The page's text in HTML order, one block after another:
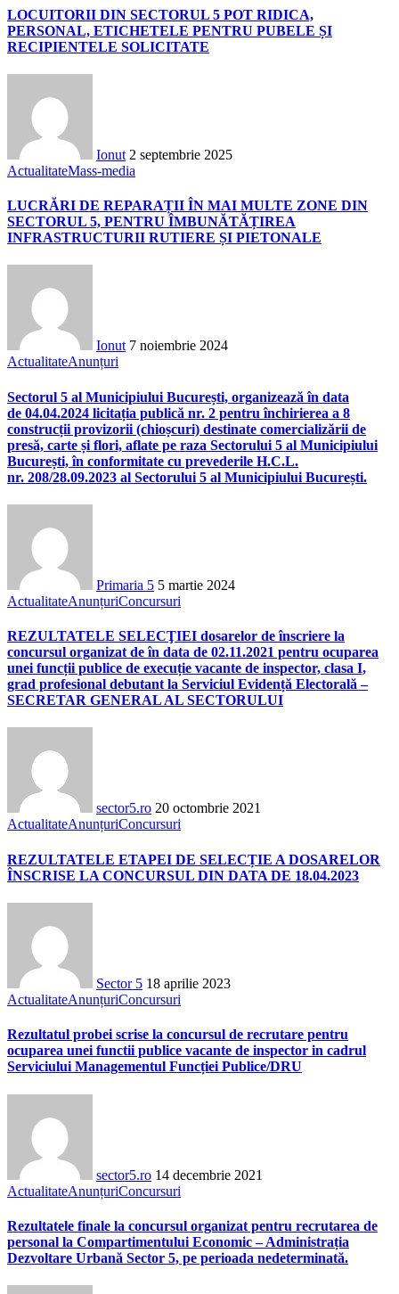
LOCUITORII DIN SECTORUL 5 POT RIDICA,
PERSONAL, ETICHETELE PENTRU PUBELE ȘI
RECIPIENTELE SOLICITATE
Ionut 2 septembrie 2025
ActualitateMass-media
LUCRĂRI DE REPARAȚII ÎN MAI MULTE ZONE DIN
SECTORUL 5, PENTRU ÎMBUNĂTĂȚIREA
INFRASTRUCTURII RUTIERE ȘI PIETONALE
Ionut 7 noiembrie 2024
ActualitateAnunțuri
Sectorul 5 al Municipiului București, organizează în data
de 04.04.2024 licitația publică nr. 2 pentru închirierea a 8
construcții provizorii (chioșcuri) destinate comercializării de
presă, carte și flori, aflate pe raza Sectorului 5 al Municipiului
București, în conformitate cu prevederile H.C.L.
nr. 208/28.09.2023 al Sectorului 5 al Municipiului București.
Primaria 5 5 martie 2024
ActualitateAnunțuriConcursuri
REZULTATELE SELECŢIEI dosarelor de înscriere la
concursul organizat de în data de 02.11.2021 pentru ocuparea
unei funcții publice de execuție vacante de inspector, clasa I,
grad profesional debutant la Serviciul Evidență Electorală –
SECRETAR GENERAL AL SECTORULUI
sector5.ro 20 octombrie 2021
ActualitateAnunțuriConcursuri
REZULTATELE ETAPEI DE SELECȚIE A DOSARELOR
ÎNSCRISE LA CONCURSUL DIN DATA DE 18.04.2023
Sector 5 18 aprilie 2023
ActualitateAnunțuriConcursuri
Rezultatul probei scrise la concursul de recrutare pentru
ocuparea unei functii publice vacante de inspector in cadrul
Serviciului Managementul Funcției Publice/DRU
sector5.ro 14 decembrie 2021
ActualitateAnunțuriConcursuri
Rezultatele finale la concursul organizat pentru recrutarea de
personal la Compartimentului Economic – Administrația
Dezvoltare Urbană Sector 5, pe perioada nedeterminată.